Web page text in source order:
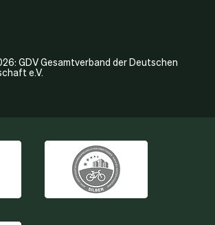
GDV Gesamtverband der Deutschen
e.V.